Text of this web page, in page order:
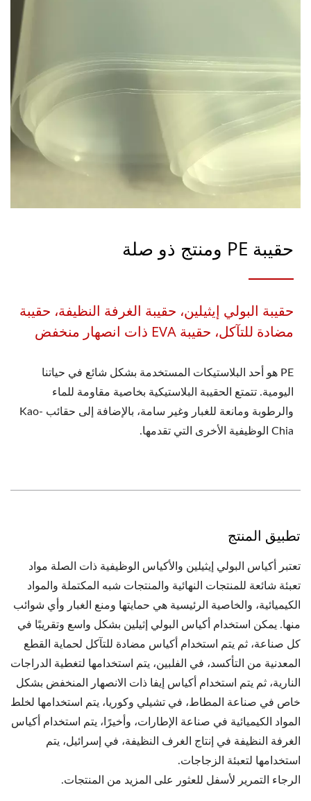
حقيبة PE ومنتج ذو صلة
حقيبة البولي إيثيلين، حقيبة الغرفة النظيفة، حقيبة
مضادة للتآكل، حقيبة EVA ذات انصهار منخفض
PE هو أحد البلاستيكات المستخدمة بشكل شائع في حياتنا
اليومية. تتمتع الحقيبة البلاستيكية بخاصية مقاومة للماء
والرطوبة ومانعة للغبار وغير سامة، بالإضافة إلى حقائب Kao-
Chia الوظيفية الأخرى التي تقدمها.
تطبيق المنتج
تعتبر أكياس البولي إيثيلين والأكياس الوظيفية ذات الصلة مواد
تعبئة شائعة للمنتجات النهائية والمنتجات شبه المكتملة والمواد
الكيميائية، والخاصية الرئيسية هي حمايتها ومنع الغبار وأي شوائب
منها. يمكن استخدام أكياس البولي إثيلين بشكل واسع وتقريبًا في
كل صناعة، ثم يتم استخدام أكياس مضادة للتآكل لحماية القطع
المعدنية من التأكسد، في الفلبين، يتم استخدامها لتغطية الدراجات
النارية، ثم يتم استخدام أكياس إيفا ذات الانصهار المنخفض بشكل
خاص في صناعة المطاط، في تشيلي وكوريا، يتم استخدامها لخلط
المواد الكيميائية في صناعة الإطارات، وأخيرًا، يتم استخدام أكياس
الغرفة النظيفة في إنتاج الغرف النظيفة، في إسرائيل، يتم
استخدامها لتعبئة الزجاجات.
الرجاء التمرير لأسفل للعثور على المزيد من المنتجات.